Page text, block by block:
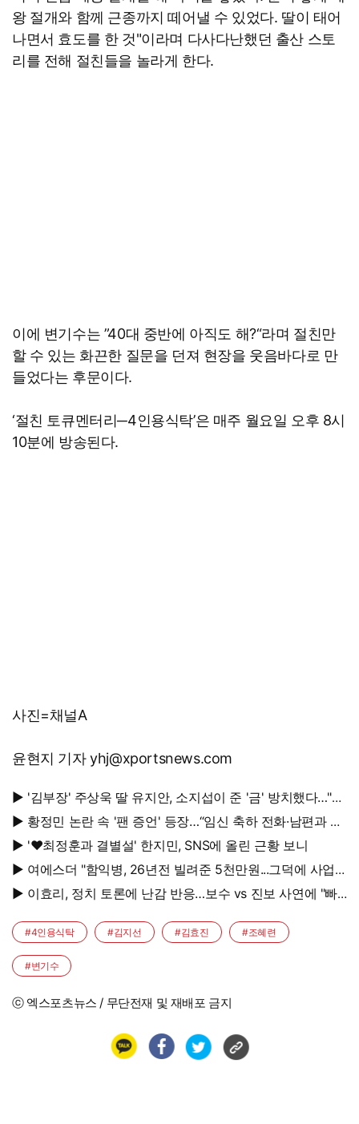
왕 절개와 함께 근종까지 떼어낼 수 있었다. 딸이 태어
나면서 효도를 한 것"이라며 다사다난했던 출산 스토
리를 전해 절친들을 놀라게 한다.
이에 변기수는 ”40대 중반에 아직도 해?“라며 절친만
할 수 있는 화끈한 질문을 던져 현장을 웃음바다로 만
들었다는 후문이다.
‘절친 토큐멘터리─4인용식탁’은 매주 월요일 오후 8시
10분에 방송된다.
사진=채널A
윤현지 기자 yhj@xportsnews.com
▶ '김부장' 주상욱 딸 유지안, 소지섭이 준 '금' 방치했다…"비
누인 줄"
▶ 황정민 논란 속 '팬 증언' 등장…“임신 축하 전화·남편과 식
사도”▶ '♥최정훈과 결별설' 한지민, SNS에 올린 근황 보니
▶ 여에스더 "함익병, 26년전 빌려준 5천만원...그덕에 사업
시작"
▶ 이효리, 정치 토론에 난감 반응…보수 vs 진보 사연에 "빠
지면 안 될까요?"
#4인용식탁 #김지선 #김효진 #조혜련
#변기수
ⓒ 엑스포츠뉴스 / 무단전재 및 재배포 금지